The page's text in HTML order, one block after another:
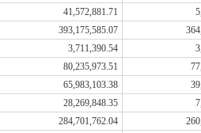
41,572,881.71
393,175,585.07
3,711,390.54
80,235,973.51
65,983,103.38
28,269,848.35
284,701,762.04